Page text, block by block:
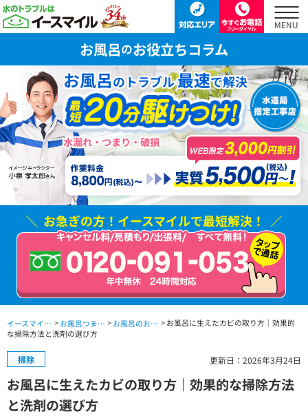
お風呂のお役立ちコラム
お風呂のトラブル最速で解決
水漏れ・つまり・破損
お急ぎの方！ イースマイルで最短解決！
イースマイル公式サイト TOP > お風呂つまり・水漏れ・交換修理 TOP > お風呂のお役立ちコラム > お風呂に生えたカビの取り方｜効果的
な掃除方法と洗剤の選び方
掃除 更新日：2026年3月24日
お風呂に生えたカビの取り方｜効果的な掃除方法
と洗剤の選び方